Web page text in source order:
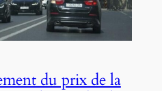
du prix de la